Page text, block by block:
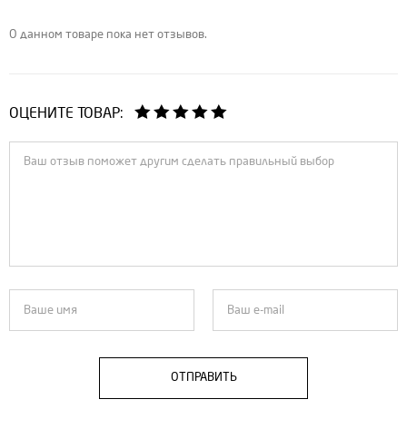
О данном товаре пока нет отзывов.
ОЦЕНИТЕ ТОВАР:
ОТПРАВИТЬ